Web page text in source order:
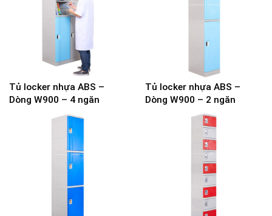
Tủ locker nhựa ABS –
Dòng W900 – 4 ngăn
Tủ locker nhựa ABS –
Dòng W900 – 2 ngăn